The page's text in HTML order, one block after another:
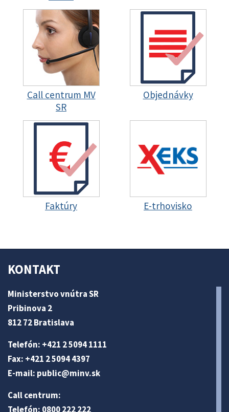
Call centrum MV
SR
Objednávky
Faktúry E-trhovisko
KONTAKT
Ministerstvo vnútra SR
Pribinova 2
812 72 Bratislava
Telefón: +421 2 5094 1111
Fax: +421 2 5094 4397
E-mail: public@minv.sk
Call centrum:
Telefón: 0800 222 222